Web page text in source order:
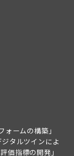
ームの構築」
タルツインによ
価指標の開発」